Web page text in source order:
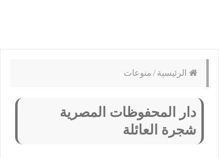
الرئيسية / منوعات
دار المحفوظات المصرية
شجرة العائلة